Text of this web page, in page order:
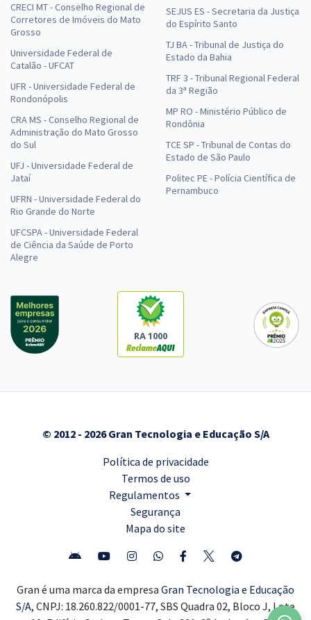
CRECI MT - Conselho Regional de
Corretores de Imóveis do Mato
Grosso
Universidade Federal de
Catalão - UFCAT
UFR - Universidade Federal de
Rondonópolis
CRA MS - Conselho Regional de
Administração do Mato Grosso
do Sul
UFJ - Universidade Federal de
Jataí
UFRN - Universidade Federal do
Rio Grande do Norte
UFCSPA - Universidade Federal
de Ciência da Saúde de Porto
Alegre
SEJUS ES - Secretaria da Justiça
do Espírito Santo
TJ BA - Tribunal de Justiça do
Estado da Bahia
TRF 3 - Tribunal Regional Federal
da 3ª Região
MP RO - Ministério Público de
Rondônia
TCE SP - Tribunal de Contas do
Estado de São Paulo
Politec PE - Polícia Científica de
Pernambuco
RA 1000
© 2012 - 2026 Gran Tecnologia e Educação S/A
Política de privacidade
Termos de uso
Regulamentos
Segurança
Mapa do site
Gran é uma marca da empresa Gran Tecnologia e Educação
S/A, CNPJ: 18.260.822/0001-77, SBS Quadra 02, Bloco J, Lote